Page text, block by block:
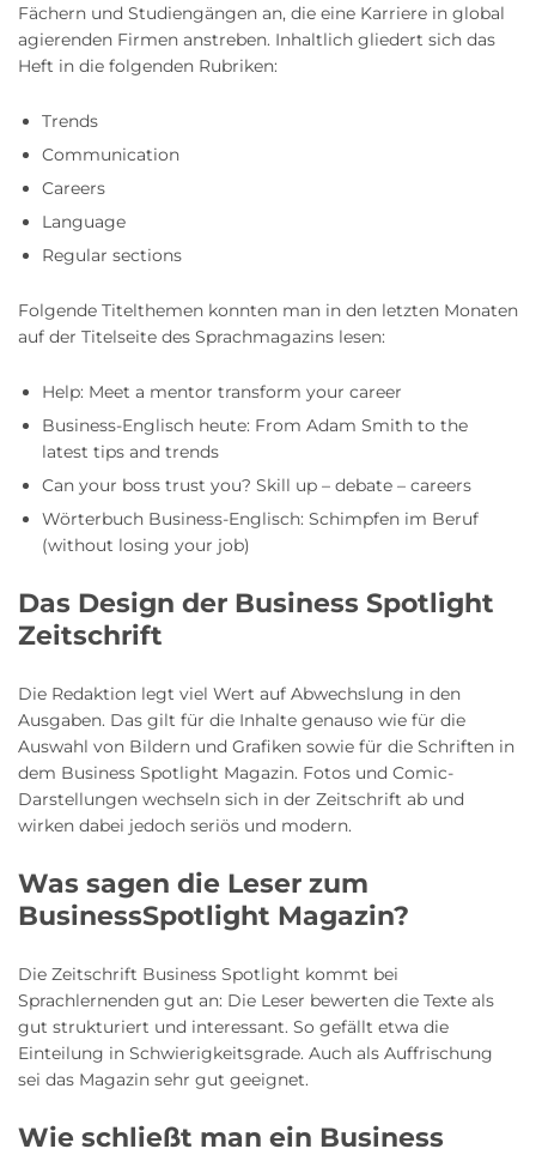
Fächern und Studiengängen an, die eine Karriere in global
agierenden Firmen anstreben. Inhaltlich gliedert sich das
Heft in die folgenden Rubriken:
Trends
Communication
Careers
Language
Regular sections
Folgende Titelthemen konnten man in den letzten Monaten
auf der Titelseite des Sprachmagazins lesen:
Help: Meet a mentor transform your career
Business-Englisch heute: From Adam Smith to the
latest tips and trends
Can your boss trust you? Skill up – debate – careers
Wörterbuch Business-Englisch: Schimpfen im Beruf
(without losing your job)
Das Design der Business Spotlight
Zeitschrift
Die Redaktion legt viel Wert auf Abwechslung in den
Ausgaben. Das gilt für die Inhalte genauso wie für die
Auswahl von Bildern und Grafiken sowie für die Schriften in
dem Business Spotlight Magazin. Fotos und Comic-
Darstellungen wechseln sich in der Zeitschrift ab und
wirken dabei jedoch seriös und modern.
Was sagen die Leser zum
BusinessSpotlight Magazin?
Die Zeitschrift Business Spotlight kommt bei
Sprachlernenden gut an: Die Leser bewerten die Texte als
gut strukturiert und interessant. So gefällt etwa die
Einteilung in Schwierigkeitsgrade. Auch als Auffrischung
sei das Magazin sehr gut geeignet.
Wie schließt man ein Business